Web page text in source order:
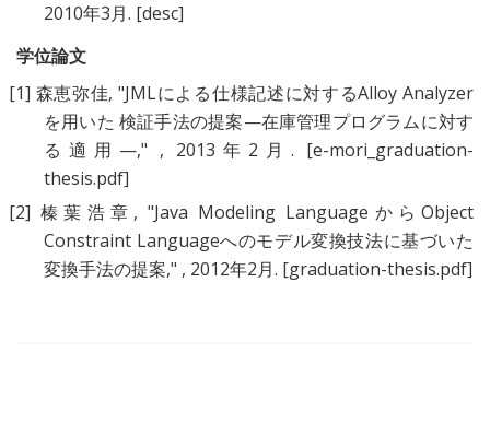
2010年3月. [desc]
学位論文
[1] 森恵弥佳, "JMLによる仕様記述に対するAlloy Analyzer
を用いた 検証手法の提案—在庫管理プログラムに対す
る適用—," , 2013年2月. [e-mori_graduation-
thesis.pdf]
[2] 榛葉浩章 , "Java Modeling LanguageからObject
Constraint Languageへのモデル変換技法に基づいた
変換手法の提案," , 2012年2月. [graduation-thesis.pdf]